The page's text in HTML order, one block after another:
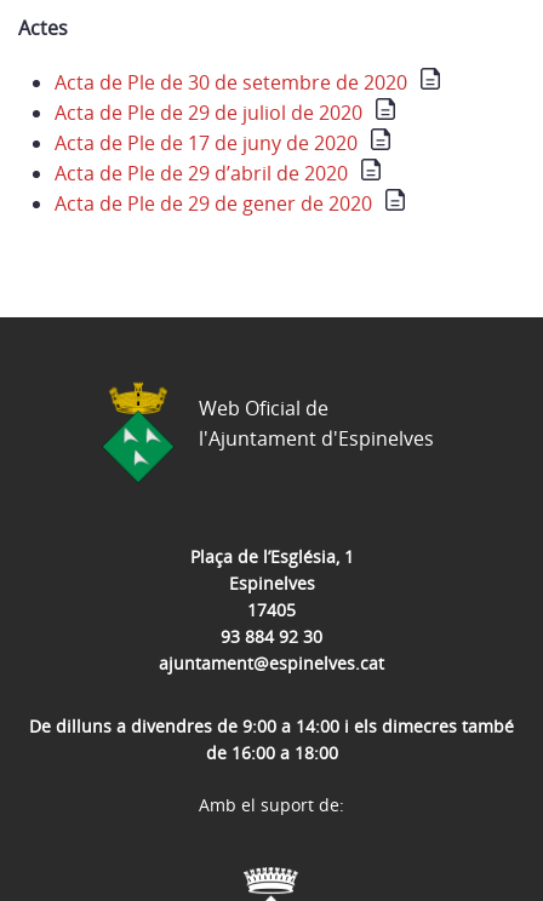
Actes
Acta de Ple de 30 de setembre de 2020
Acta de Ple de 29 de juliol de 2020
Acta de Ple de 17 de juny de 2020
Acta de Ple de 29 d’abril de 2020
Acta de Ple de 29 de gener de 2020
Plaça de l’Església, 1
Espinelves
17405
93 884 92 30
ajuntament@espinelves.cat
De dilluns a divendres de 9:00 a 14:00 i els dimecres també
de 16:00 a 18:00
Web Oficial de
l'Ajuntament d'Espinelves
Amb el suport de: